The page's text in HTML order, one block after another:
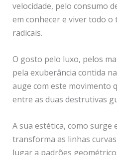
velocidade, pelo consumo
em conhecer e viver todo o
radicais.
O gosto pelo luxo, pelos
pela exuberância contida
auge com este movimento
entre as duas destrutivas
A sua estética, como surge
transforma as linhas
lugar a padrões